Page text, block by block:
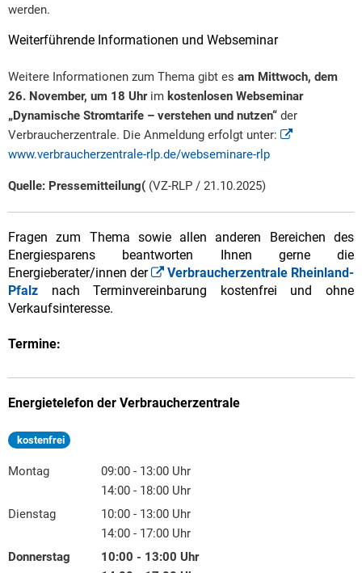
werden.
Weiterführende Informationen und Webseminar
Weitere Informationen zum Thema gibt es am Mittwoch, dem
26. November, um 18 Uhrim kostenlosen Webseminar
„Dynamische Stromtarife – verstehen und nutzen“ der
Verbraucherzentrale. Die Anmeldung erfolgt unter:
www.verbraucherzentrale-rlp.de/webseminare-rlp
Quelle: Pressemitteilung( (VZ-RLP / 21.10.2025)
Fragen zum Thema sowie allen anderen Bereichen des
Energiesparens beantworten Ihnen gerne die
Energieberater/innen der
Verbraucherzentrale Rheinland-
Pfalz nach Terminvereinbarung kostenfrei und ohne
Verkaufsinteresse.
Termine:
Energietelefon der Verbraucherzentrale
kostenfrei
Montag 09:00 - 13:00 Uhr
Von 09:00 bis 13:00 Uhr
14:00 - 18:00 Uhr
Von 14:00 bis 18:00 Uhr
Dienstag 10:00 - 13:00 Uhr
Von 10:00 bis 13:00 Uhr
14:00 - 17:00 Uhr
Von 14:00 bis 17:00 Uhr
Donnerstag 10:00 - 13:00 Uhr